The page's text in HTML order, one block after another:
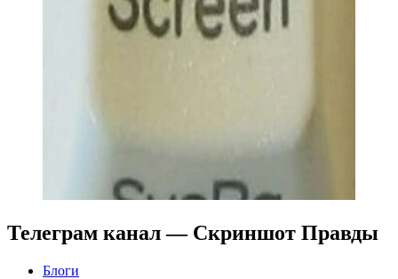
Телеграм канал — Скриншот Правды
Блоги